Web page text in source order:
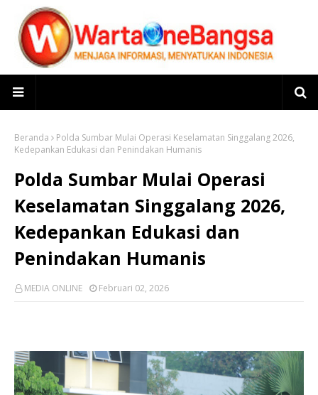
Beranda
Polda Sumbar Mulai Operasi Keselamatan Singgalang 2026,
Kedepankan Edukasi dan Penindakan Humanis
Polda Sumbar Mulai Operasi
Keselamatan Singgalang 2026,
Kedepankan Edukasi dan
Penindakan Humanis
MEDIA ONLINE Februari 02, 2026